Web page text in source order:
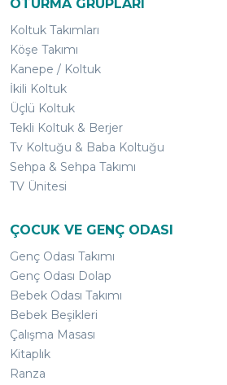
OTURMA GRUPLARI
Koltuk Takımları
Köşe Takımı
Kanepe / Koltuk
İkili Koltuk
Üçlü Koltuk
Tekli Koltuk & Berjer
Tv Koltuğu & Baba Koltuğu
Sehpa & Sehpa Takımı
TV Ünitesi
ÇOCUK VE GENÇ ODASI
Genç Odası Takımı
Genç Odası Dolap
Bebek Odası Takımı
Bebek Beşikleri
Çalışma Masası
Kitaplık
Ranza